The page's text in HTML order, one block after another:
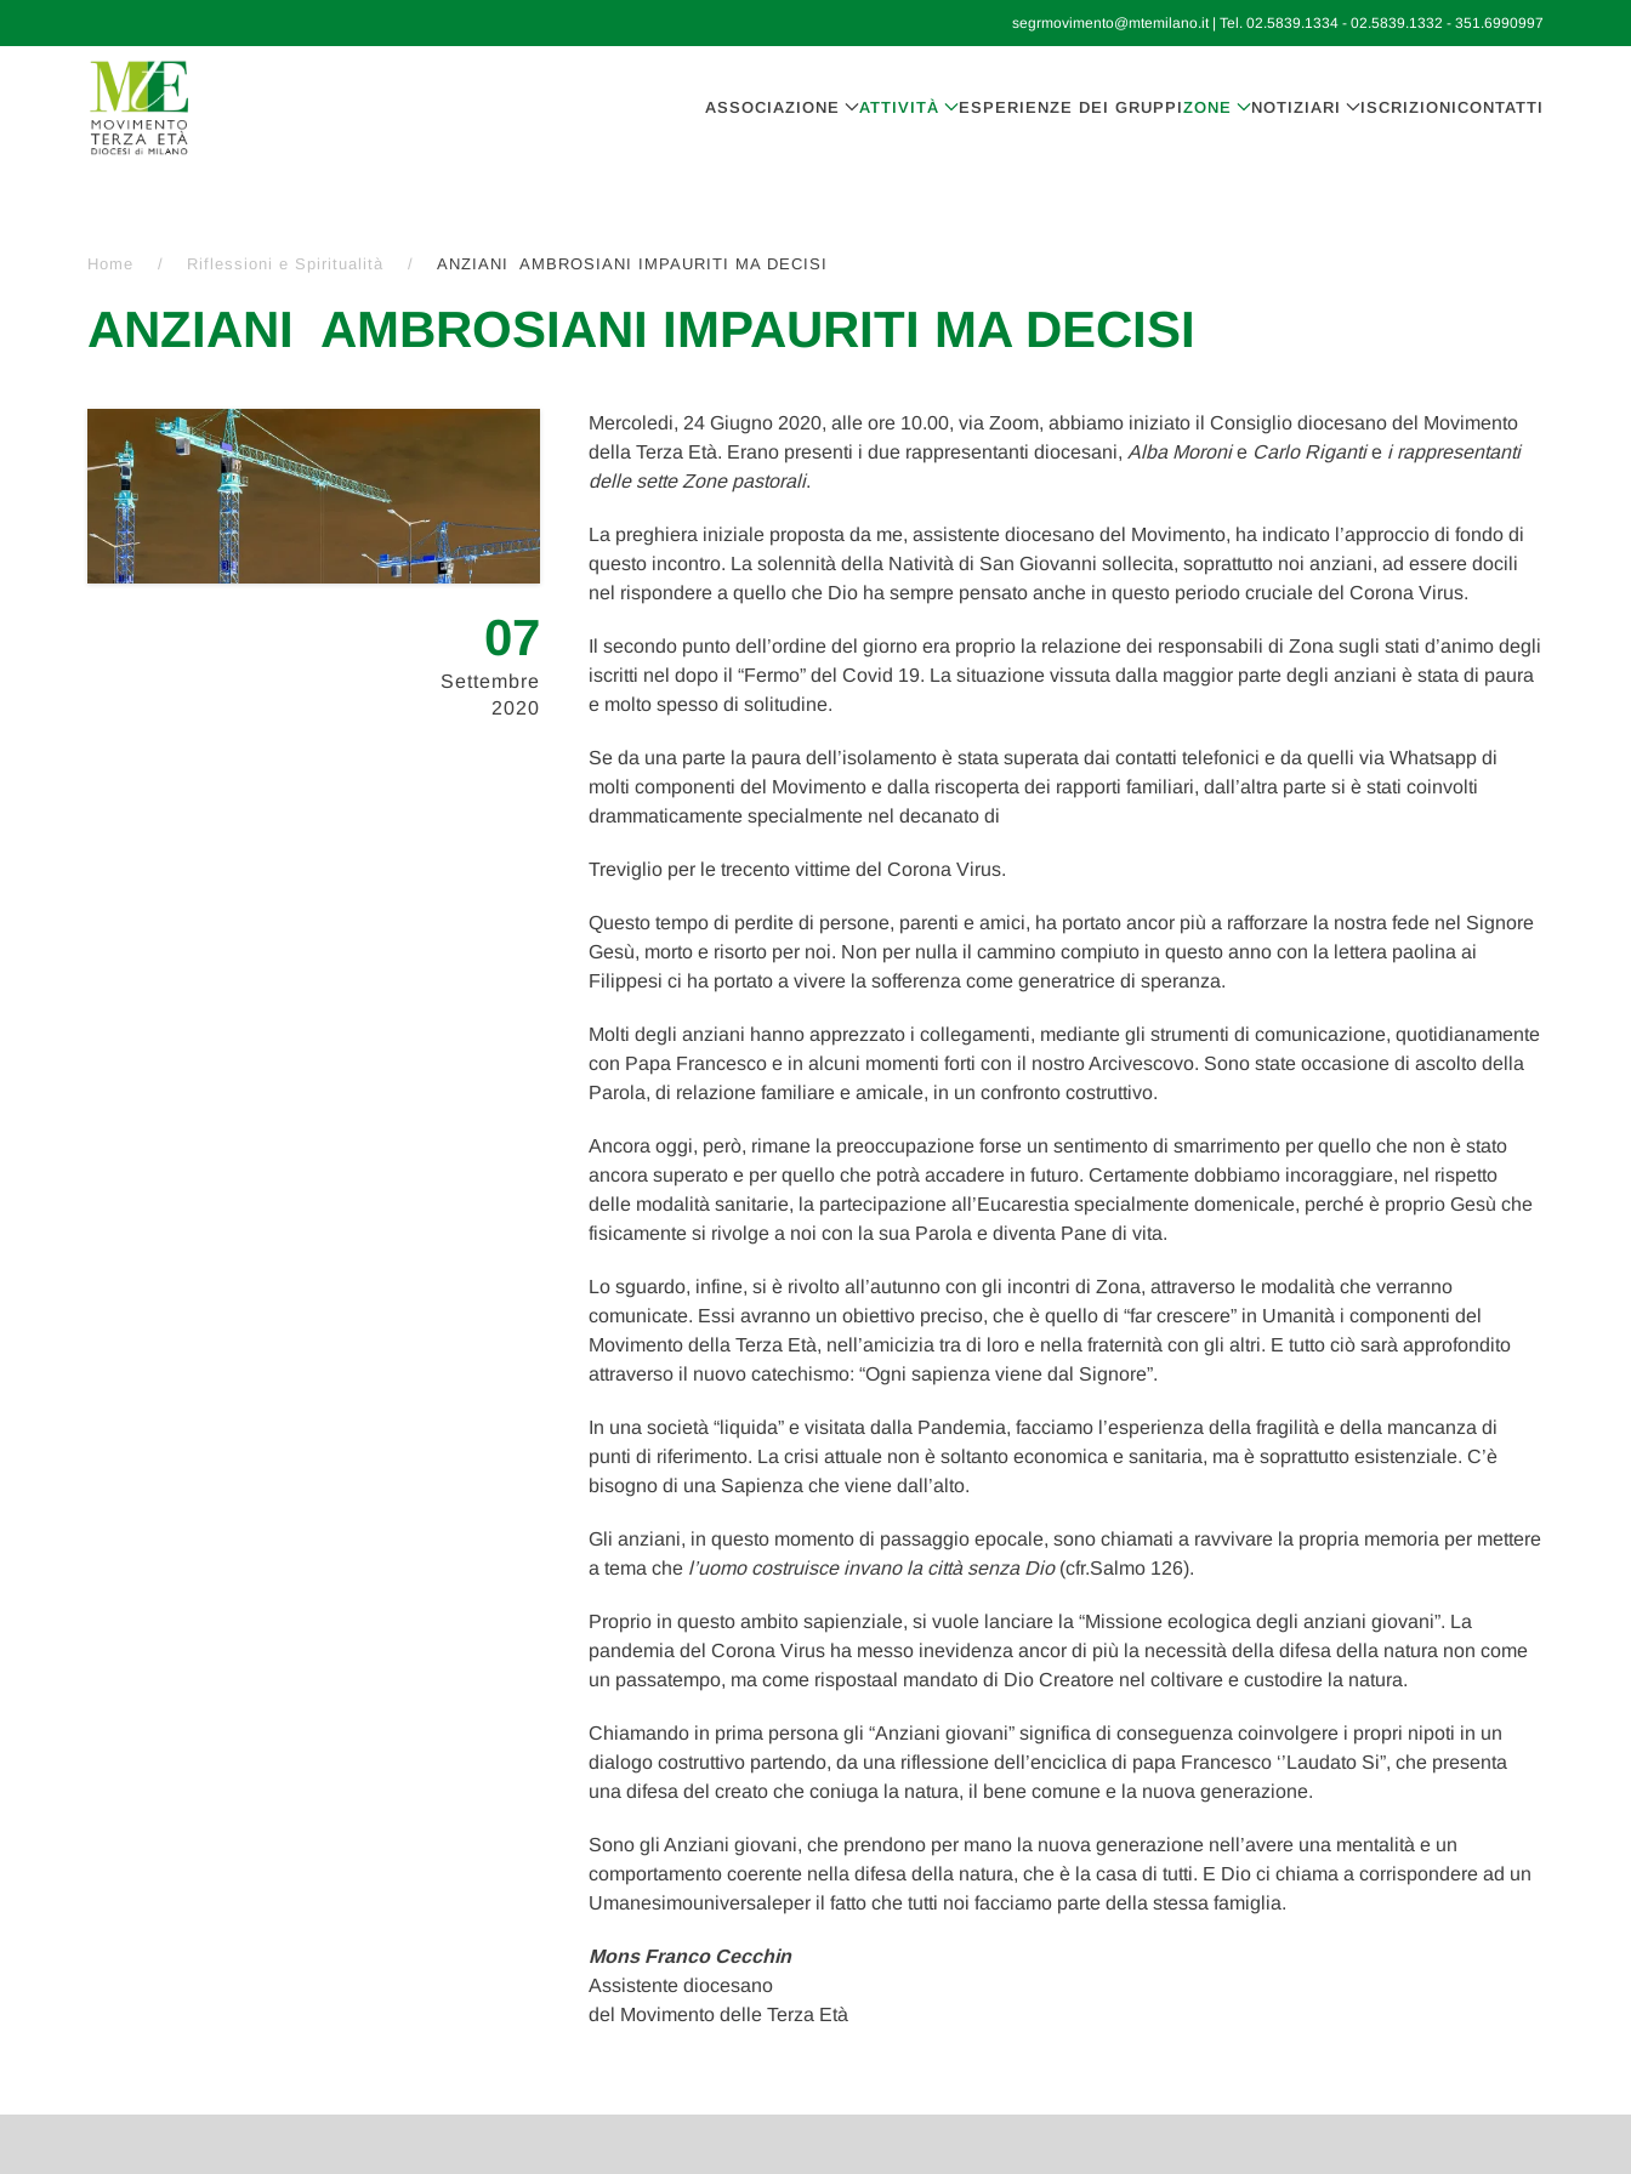
Passa al contenuto principale
segrmovimento@mtemilano.it| Tel. 02.5839.1334 - 02.5839.1332 - 351.6990997
ASSOCIAZIONE ATTIVITÀ ESPERIENZE DEI GRUPPIZONE NOTIZIARI ISCRIZIONICONTATTI
Home Riflessioni e Spiritualità ANZIANI AMBROSIANI IMPAURITI MA DECISI
ANZIANI AMBROSIANI IMPAURITI MA DECISI
Mercoledi, 24 Giugno 2020, alle ore 10.00, via Zoom, abbiamo iniziato il Consiglio diocesano del Movimento
della Terza Età. Erano presenti i due rappresentanti diocesani, Alba Moronie Carlo Rigantie i rappresentanti
delle sette Zone pastorali.
La preghiera iniziale proposta da me, assistente diocesano del Movimento, ha indicato l’approccio di fondo di
questo incontro. La solennità della Natività di San Giovanni sollecita, soprattutto noi anziani, ad essere docili
nel rispondere a quello che Dio ha sempre pensato anche in questo periodo cruciale del Corona Virus.
Il secondo punto dell’ordine del giorno era proprio la relazione dei responsabili di Zona sugli stati d’animo degli
iscritti nel dopo il “Fermo” del Covid 19. La situazione vissuta dalla maggior parte degli anziani è stata di paura
e molto spesso di solitudine.
Se da una parte la paura dell’isolamento è stata superata dai contatti telefonici e da quelli via Whatsapp di
molti componenti del Movimento e dalla riscoperta dei rapporti familiari, dall’altra parte si è stati coinvolti
drammaticamente specialmente nel decanato di
Treviglio per le trecento vittime del Corona Virus.
Questo tempo di perdite di persone, parenti e amici, ha portato ancor più a rafforzare la nostra fede nel Signore
Gesù, morto e risorto per noi. Non per nulla il cammino compiuto in questo anno con la lettera paolina ai
Filippesi ci ha portato a vivere la sofferenza come generatrice di speranza.
Molti degli anziani hanno apprezzato i collegamenti, mediante gli strumenti di comunicazione, quotidianamente
con Papa Francesco e in alcuni momenti forti con il nostro Arcivescovo. Sono state occasione di ascolto della
Parola, di relazione familiare e amicale, in un confronto costruttivo.
Ancora oggi, però, rimane la preoccupazione forse un sentimento di smarrimento per quello che non è stato
ancora superato e per quello che potrà accadere in futuro. Certamente dobbiamo incoraggiare, nel rispetto
delle modalità sanitarie, la partecipazione all’Eucarestia specialmente domenicale, perché è proprio Gesù che
fisicamente si rivolge a noi con la sua Parola e diventa Pane di vita.
Lo sguardo, infine, si è rivolto all’autunno con gli incontri di Zona, attraverso le modalità che verranno
comunicate. Essi avranno un obiettivo preciso, che è quello di “far crescere” in Umanità i componenti del
Movimento della Terza Età, nell’amicizia tra di loro e nella fraternità con gli altri. E tutto ciò sarà approfondito
attraverso il nuovo catechismo: “Ogni sapienza viene dal Signore”.
In una società “liquida” e visitata dalla Pandemia, facciamo l’esperienza della fragilità e della mancanza di
punti di riferimento. La crisi attuale non è soltanto economica e sanitaria, ma è soprattutto esistenziale. C’è
bisogno di una Sapienza che viene dall’alto.
Gli anziani, in questo momento di passaggio epocale, sono chiamati a ravvivare la propria memoria per mettere
a tema che l’uomo costruisce invano la città senza Dio (cfr.Salmo 126).
Proprio in questo ambito sapienziale, si vuole lanciare la “Missione ecologica degli anziani giovani”. La
pandemia del Corona Virus ha messo inevidenza ancor di più la necessità della difesa della natura non come
un passatempo, ma come rispostaal mandato di Dio Creatore nel coltivare e custodire la natura.
Chiamando in prima persona gli “Anziani giovani” significa di conseguenza coinvolgere i propri nipoti in un
dialogo costruttivo partendo, da una riflessione dell’enciclica di papa Francesco ‘’Laudato Si”, che presenta
una difesa del creato che coniuga la natura, il bene comune e la nuova generazione.
Sono gli Anziani giovani, che prendono per mano la nuova generazione nell’avere una mentalità e un
comportamento coerente nella difesa della natura, che è la casa di tutti. E Dio ci chiama a corrispondere ad un
Umanesimouniversaleper il fatto che tutti noi facciamo parte della stessa famiglia.
Mons Franco Cecchin
Assistente diocesano
del Movimento delle Terza Età
07
Settembre
2020